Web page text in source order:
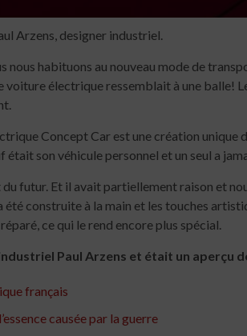
Arzens, designer industriel.
habituons au nouveau mode de
électrique ressemblait à une balle!
Concept Car est une création
son véhicule personnel et un seul a
futur. Et il avait partiellement raison et
construite à la main et les touches
ce qui le rend encore plus spécial.
Paul Arzens et était un aperçu
français
causée par la guerre